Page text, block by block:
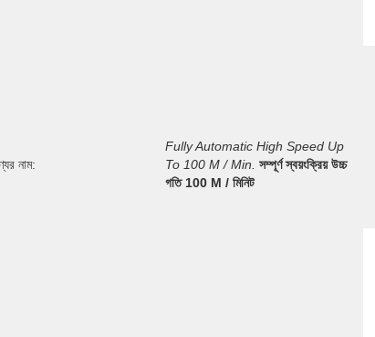
নাম:
Fully Automatic High Speed Up
To 100 M / Min. সম্পূর্ণ স্বয়ংক্রিয় উচ্চ
গতি 100 M / মিনিট